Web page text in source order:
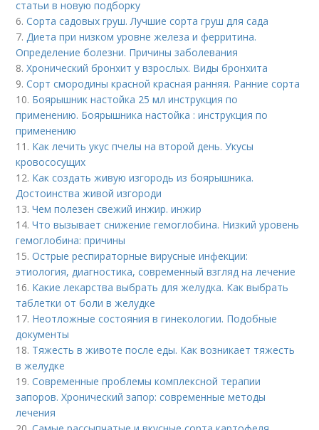
статьи в новую подборку
6.Сорта садовых груш. Лучшие сорта груш для сада
7.Диета при низком уровне железа и ферритина.
Определение болезни. Причины заболевания
8.Хронический бронхит у взрослых. Виды бронхита
9.Сорт смородины красной красная ранняя. Ранние сорта
10. Боярышник настойка 25 мл инструкция по
применению. Боярышника настойка : инструкция по
применению
11. Как лечить укус пчелы на второй день. Укусы
кровососущих
12. Как создать живую изгородь из боярышника.
Достоинства живой изгороди
13.Чем полезен свежий инжир. инжир
14.Что вызывает снижение гемоглобина. Низкий уровень
гемоглобина: причины
15.Острые респираторные вирусные инфекции:
этиология, диагностика, современный взгляд на лечение
16. Какие лекарства выбрать для желудка. Как выбрать
таблетки от боли в желудке
17. Неотложные состояния в гинекологии. Подобные
документы
18. Тяжесть в животе после еды. Как возникает тяжесть
в желудке
19.Современные проблемы комплексной терапии
запоров. Хронический запор: современные методы
лечения